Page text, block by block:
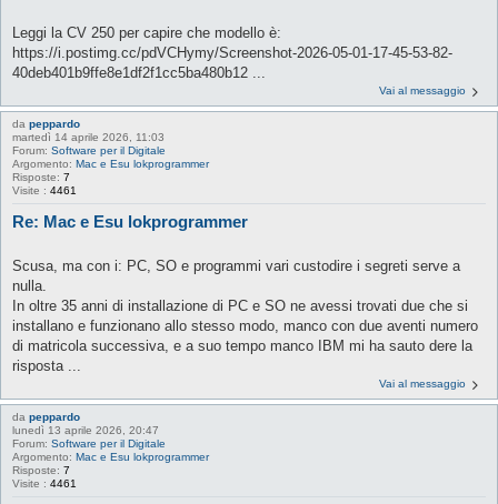
Leggi la CV 250 per capire che modello è:
https://i.postimg.cc/pdVCHymy/Screenshot-2026-05-01-17-45-53-82-
40deb401b9ffe8e1df2f1cc5ba480b12 ...
Vai al messaggio
da peppardo
martedì 14 aprile 2026, 11:03
Forum: Software per il Digitale
Argomento: Mac e Esu lokprogrammer
Risposte: 7
Visite : 4461
Re: Mac e Esu lokprogrammer
Scusa, ma con i: PC, SO e programmi vari custodire i segreti serve a
nulla.
In oltre 35 anni di installazione di PC e SO ne avessi trovati due che si
installano e funzionano allo stesso modo, manco con due aventi numero
di matricola successiva, e a suo tempo manco IBM mi ha sauto dere la
risposta ...
Vai al messaggio
da peppardo
lunedì 13 aprile 2026, 20:47
Forum: Software per il Digitale
Argomento: Mac e Esu lokprogrammer
Risposte: 7
Visite : 4461